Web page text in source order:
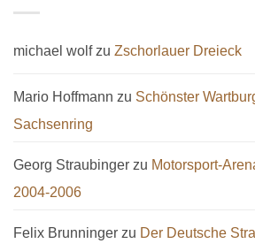
michael wolfzu Zschorlauer Dreieck
Mario Hoffmann zu Schönster
Sachsenring
Georg Straubinger zu Motorsport-
2004-2006
Felix Brunninger zu Der Deutsche